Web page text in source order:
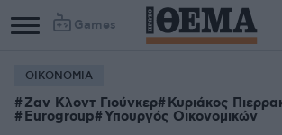
Games
ΟΙΚΟΝΟΜΙΑ
Ζαν Κλοντ Γιούνκερ Κυριάκος
​Eurogroup Υπουργός Οικονομικών